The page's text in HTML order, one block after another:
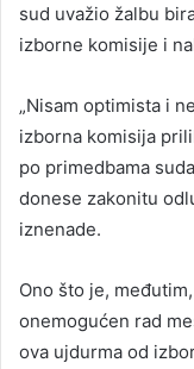
sud uvažio žalbu
izborne komisije i
„Nisam optimista i
izborna komisija
po primedbama
donese zakonitu
iznenade.
Ono što je,
onemogućen rad
ova ujdurma od